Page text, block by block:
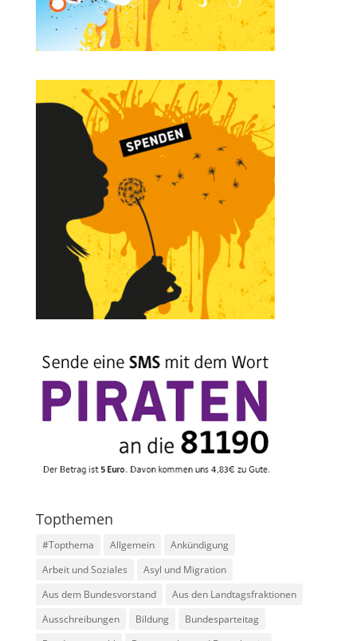
Topthemen
#Topthema Allgemein
Ankündigung
Arbeit und Soziales
Asyl und Migration
Aus dem Bundesvorstand
Aus den Landtagsfraktionen
Ausschreibungen
Bildung
Bundesparteitag